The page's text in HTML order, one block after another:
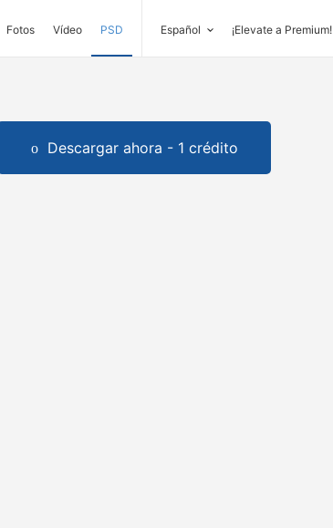
Fotos Vídeo PSD Español ¡Elevate a Premium!
Descargar ahora - 1 crédito